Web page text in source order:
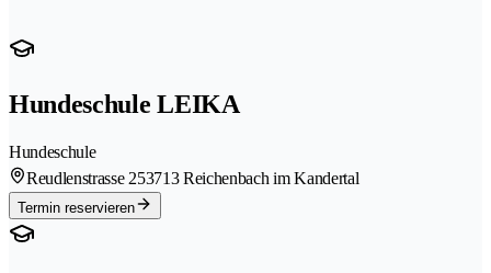
Hundeschule LEIKA
Hundeschule
Reudlenstrasse 253713 Reichenbach im Kandertal
Termin reservieren